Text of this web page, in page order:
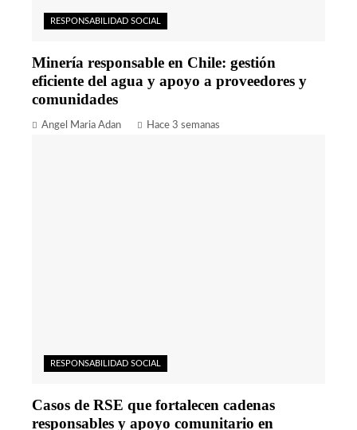
RESPONSABILIDAD SOCIAL
Minería responsable en Chile: gestión
eficiente del agua y apoyo a proveedores y
comunidades
Angel Maria Adan Hace 3 semanas
RESPONSABILIDAD SOCIAL
Casos de RSE que fortalecen cadenas
responsables y apoyo comunitario en